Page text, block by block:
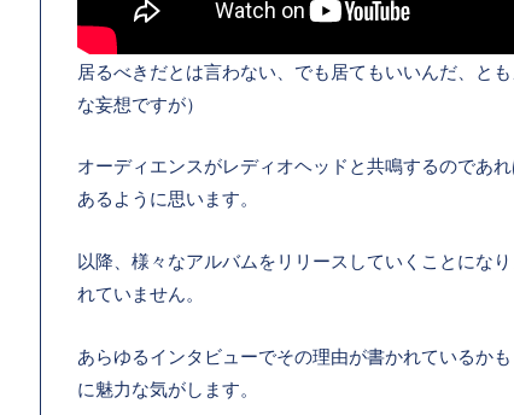
居るべきだとは言わない、でも居てもいいんだ、と
な妄想ですが）
オーディエンスがレディオヘッドと共鳴するのであ
あるように思います。
以降、様々なアルバムをリリースしていくことにな
れていません。
あらゆるインタビューでその理由が書かれているか
に魅力な気がします。